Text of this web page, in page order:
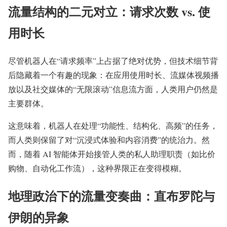
流量结构的二元对立：请求次数 vs. 使
用时长
尽管机器人在“请求频率”上占据了绝对优势，但技术细节背
后隐藏着一个有趣的现象：在应用使用时长、流媒体视频播
放以及社交媒体的“无限滚动”信息流方面，人类用户仍然是
主要群体。
这意味着，机器人在处理“功能性、结构化、高频”的任务，
而人类则保留了对“沉浸式体验和内容消费”的统治力。然
而，随着 AI 智能体开始接管人类的私人助理职责（如比价
购物、自动化工作流），这种界限正在变得模糊。
地理政治下的流量变奏曲：直布罗陀与
伊朗的异象